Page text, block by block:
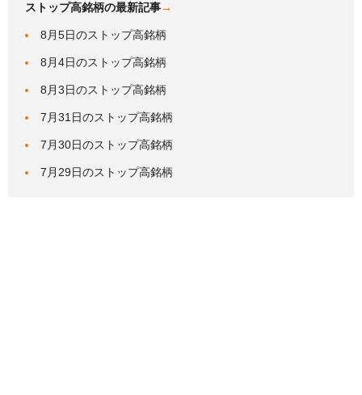
ストップ高銘柄の最新記事→
8月5日のストップ高銘柄
8月4日のストップ高銘柄
8月3日のストップ高銘柄
7月31日のストップ高銘柄
7月30日のストップ高銘柄
7月29日のストップ高銘柄